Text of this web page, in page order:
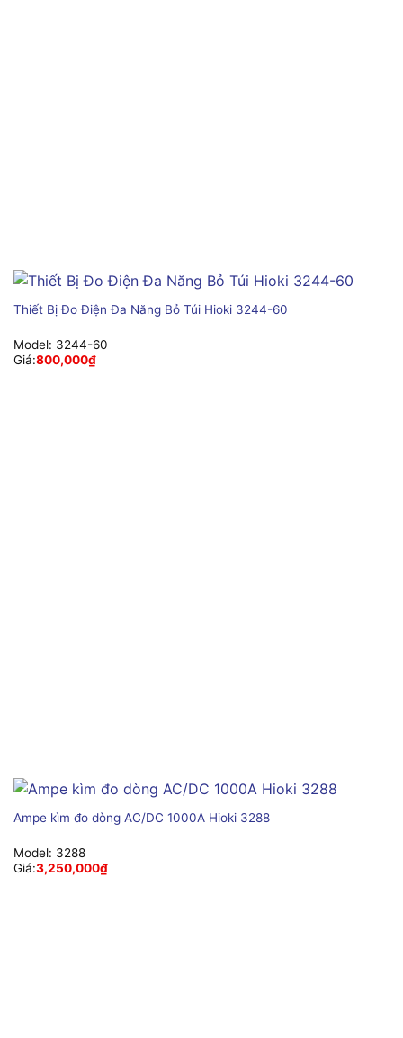
Thiết Bị Đo Điện Đa Năng Bỏ Túi Hioki 3244-60
Model: 3244-60
Giá:800,000₫
Ampe kìm đo dòng AC/DC 1000A Hioki 3288
Model: 3288
Giá:3,250,000₫